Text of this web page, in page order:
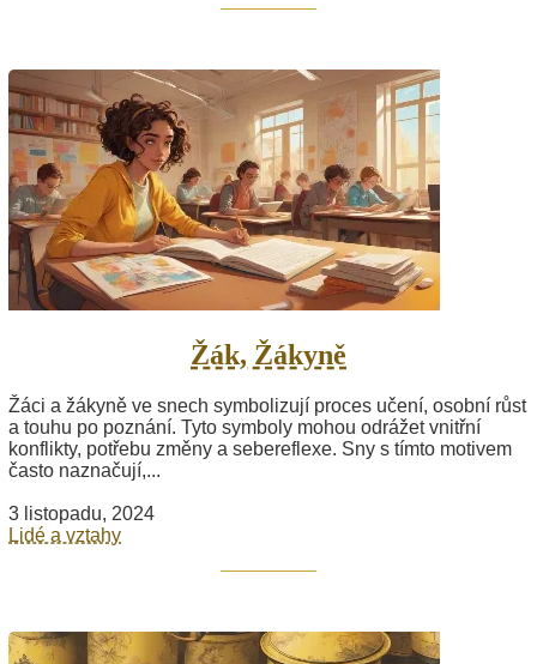
Žák, Žákyně
Žáci a žákyně ve snech symbolizují proces učení, osobní růst
a touhu po poznání. Tyto symboly mohou odrážet vnitřní
konflikty, potřebu změny a sebereflexe. Sny s tímto motivem
často naznačují,...
3 listopadu, 2024
Lidé a vztahy